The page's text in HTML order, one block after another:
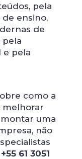
pela
ensino,
de
pela
e pela
como a
melhorar
uma
não
+55 61 3051